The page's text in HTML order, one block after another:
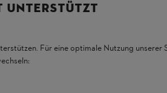
potenza di
un uso
UNTERSTÜTZT
Für eine optimale Nutzung unserer